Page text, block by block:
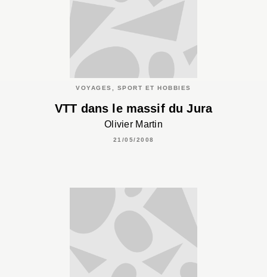
VOYAGES, SPORT ET HOBBIES
VTT dans le massif du Jura
Olivier Martin
21/05/2008